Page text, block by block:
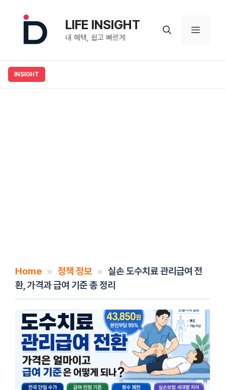
LIFE INSIGHT
내 혜택, 쉽고 빠르게
메
뉴
Home » 정책 정보 » 실손 도수치료 관리급여 전
환, 가격과 급여 기준 총 정리